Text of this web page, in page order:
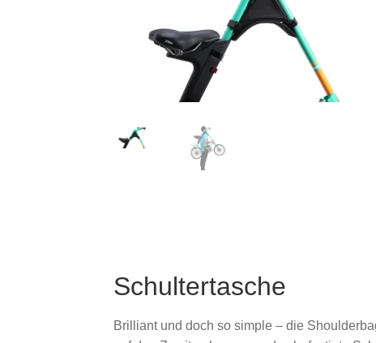
Schultertasche
Brilliant und doch so simple – die